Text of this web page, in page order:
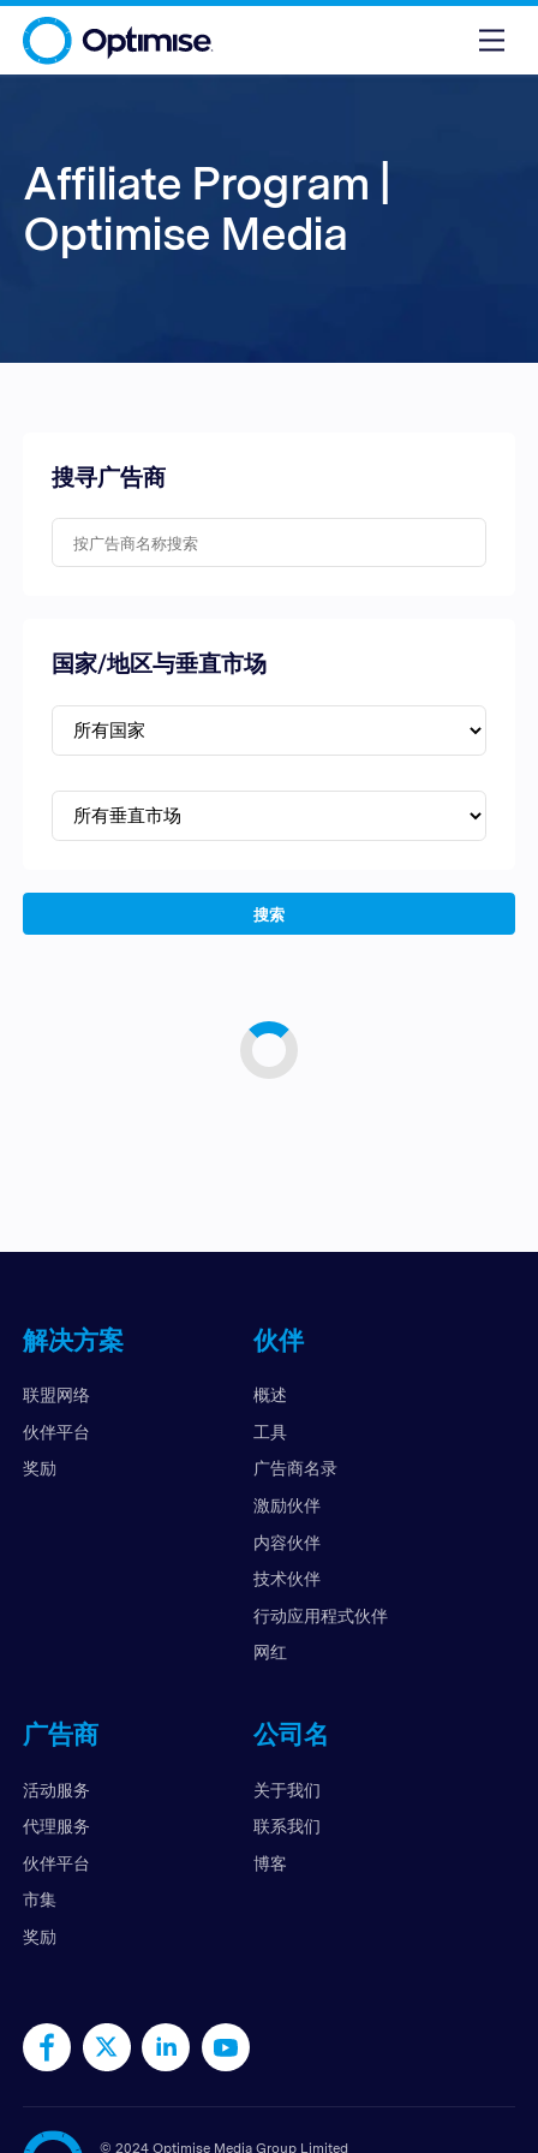
Affiliate Program |
Optimise Media
搜寻广告商
国家/地区与垂直市场
搜索
解决方案
联盟网络
伙伴平台
奖励
伙伴
概述
工具
广告商名录
激励伙伴
内容伙伴
技术伙伴
行动应用程式伙伴
网红
广告商
活动服务
代理服务
伙伴平台
市集
奖励
公司名
关于我们
联系我们
博客
© 2024 Optimise Media Group Limited